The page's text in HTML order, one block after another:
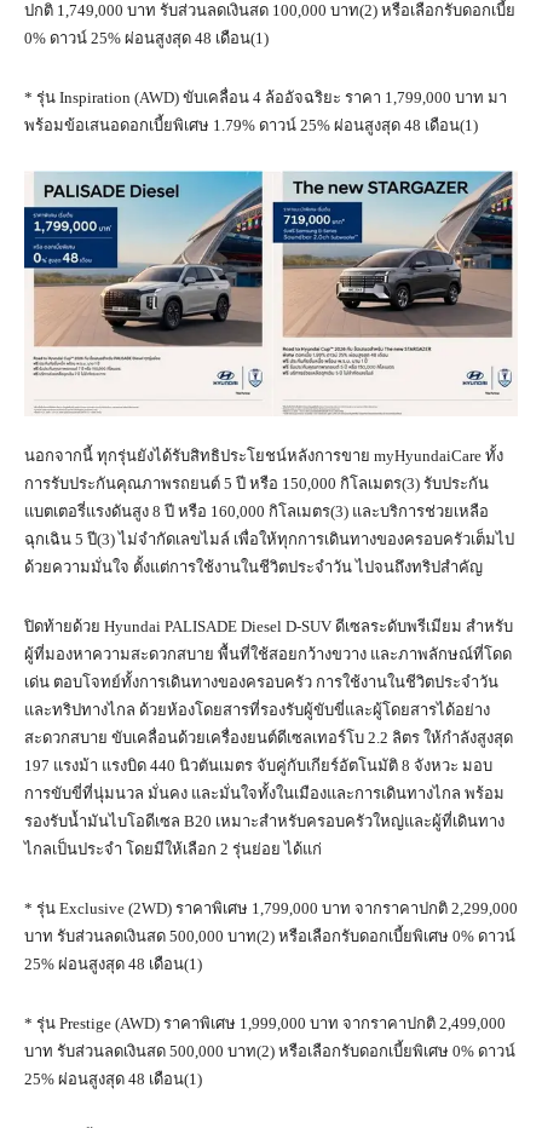
ปกติ 1,749,000 บาท รับส่วนลดเงินสด 100,000 บาท(2) หรือเลือกรับดอกเบี้ย
0% ดาวน์ 25% ผ่อนสูงสุด 48 เดือน(1)
* รุ่น Inspiration (AWD) ขับเคลื่อน 4 ล้ออัจฉริยะ ราคา 1,799,000 บาท มา
พร้อมข้อเสนอดอกเบี้ยพิเศษ 1.79% ดาวน์ 25% ผ่อนสูงสุด 48 เดือน(1)
นอกจากนี้ ทุกรุ่นยังได้รับสิทธิประโยชน์หลังการขาย myHyundaiCare ทั้ง
การรับประกันคุณภาพรถยนต์ 5 ปี หรือ 150,000 กิโลเมตร(3) รับประกัน
แบตเตอรี่แรงดันสูง 8 ปี หรือ 160,000 กิโลเมตร(3) และบริการช่วยเหลือ
ฉุกเฉิน 5 ปี(3) ไม่จำกัดเลขไมล์ เพื่อให้ทุกการเดินทางของครอบครัวเต็มไป
ด้วยความมั่นใจ ตั้งแต่การใช้งานในชีวิตประจำวัน ไปจนถึงทริปสำคัญ
ปิดท้ายด้วย Hyundai PALISADE Diesel D-SUV ดีเซลระดับพรีเมียม สำหรับ
ผู้ที่มองหาความสะดวกสบาย พื้นที่ใช้สอยกว้างขวาง และภาพลักษณ์ที่โดด
เด่น ตอบโจทย์ทั้งการเดินทางของครอบครัว การใช้งานในชีวิตประจำวัน
และทริปทางไกล ด้วยห้องโดยสารที่รองรับผู้ขับขี่และผู้โดยสารได้อย่าง
สะดวกสบาย ขับเคลื่อนด้วยเครื่องยนต์ดีเซลเทอร์โบ 2.2 ลิตร ให้กำลังสูงสุด
197 แรงม้า แรงบิด 440 นิวตันเมตร จับคู่กับเกียร์อัตโนมัติ 8 จังหวะ มอบ
การขับขี่ที่นุ่มนวล มั่นคง และมั่นใจทั้งในเมืองและการเดินทางไกล พร้อม
รองรับน้ำมันไบโอดีเซล B20 เหมาะสำหรับครอบครัวใหญ่และผู้ที่เดินทาง
ไกลเป็นประจำ โดยมีให้เลือก 2 รุ่นย่อย ได้แก่
* รุ่น Exclusive (2WD) ราคาพิเศษ 1,799,000 บาท จากราคาปกติ 2,299,000
บาท รับส่วนลดเงินสด 500,000 บาท(2) หรือเลือกรับดอกเบี้ยพิเศษ 0% ดาวน์
25% ผ่อนสูงสุด 48 เดือน(1)
* รุ่น Prestige (AWD) ราคาพิเศษ 1,999,000 บาท จากราคาปกติ 2,499,000
บาท รับส่วนลดเงินสด 500,000 บาท(2) หรือเลือกรับดอกเบี้ยพิเศษ 0% ดาวน์
25% ผ่อนสูงสุด 48 เดือน(1)